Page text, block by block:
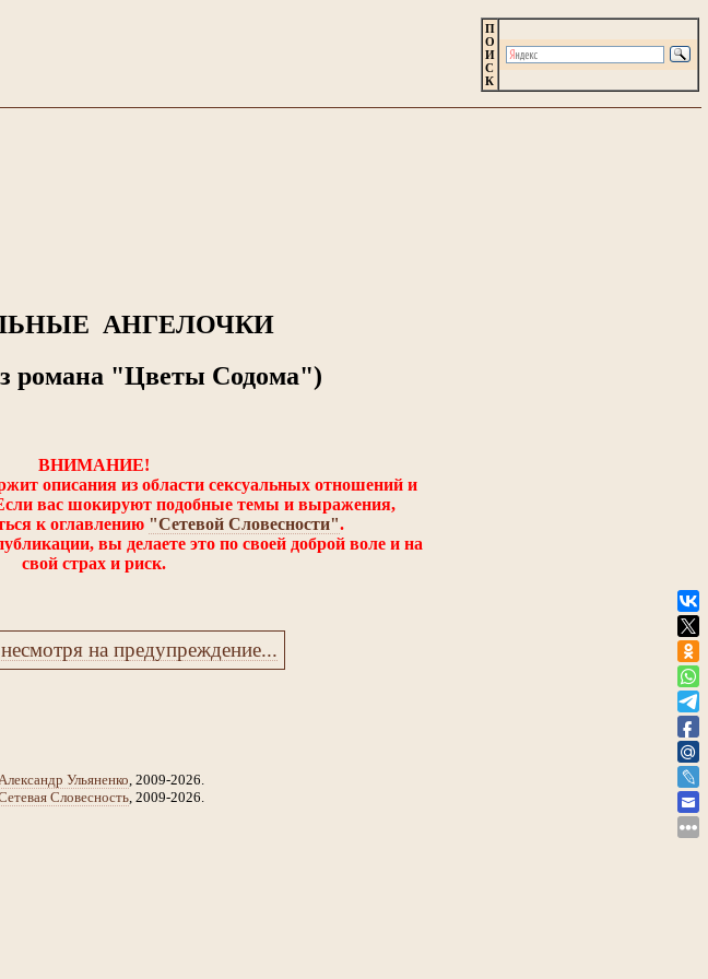
П
О
И
С
К
АНГЕЛОЧКИ
романа "Цветы Содома")
ВНИМАНИЕ!
описания из области сексуальных отношений и
вас шокируют подобные темы и выражения,
к оглавлению "Сетевой Словесности".
вы делаете это по своей доброй воле и на
свой страх и риск.
на предупреждение...
Александр Ульяненко , 2009-2026.
Словесность , 2009-2026.